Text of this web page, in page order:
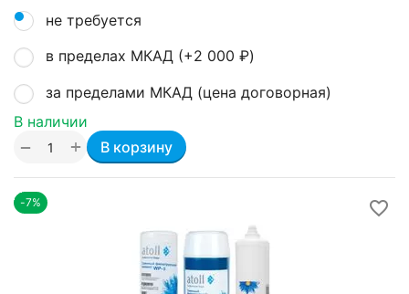
не требуется
в пределах МКАД (+2 000 ₽)
за пределами МКАД (цена договорная)
В наличии
+
− В корзину
-7%